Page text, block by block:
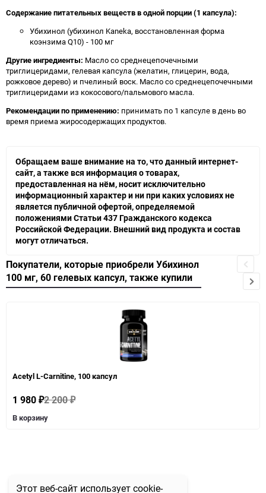
Этот веб-сайт использует cookie-
Содержание питательных веществ в одной порции (1 капсула):
Убихинол (убихинол Kaneka, восстановленная форма
коэнзима Q10) - 100 мг
Другие ингредиенты: Масло со среднецепочечными
триглицеридами, гелевая капсула (желатин, глицерин, вода,
рожковое дерево) и пчелиный воск. Масло со среднецепочечными
триглицеридами из кокосового/пальмового масла.
Рекомендации по применению: принимать по 1 капсуле в день во
время приема жиросодержащих продуктов.
Обращаем ваше внимание на то, что данный интернет-
сайт, а также вся информация о товарах,
предоставленная на нём, носит исключительно
информационный характер и ни при каких условиях не
является публичной офертой, определяемой
положениями Статьи 437 Гражданского кодекса
Российской Федерации. Внешний вид продукта и состав
могут отличаться.
Покупатели, которые приобрели Убихинол
100 мг, 60 гелевых капсул, также купили
Acetyl L-Carnitine, 100 капсул
1 980 ₽2 200₽
В корзину